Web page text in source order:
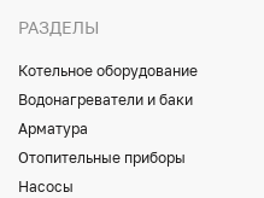
РАЗДЕЛЫ
Котельное оборудование
Водонагреватели и баки
Арматура
Отопительные приборы
Насосы